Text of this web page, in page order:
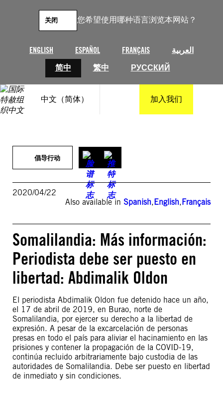
您希望使用哪种语言浏览本网站？
ENGLISH ESPAÑOL FRANÇAIS
العربية
简中
繁中 РУССКИЙ
关闭
中文（简体） 加入我们
倡导行动
2020/04/22
Also available in Spanish,English,Français
Somalilandia: Más información:
Periodista debe ser puesto en
libertad: Abdimalik Oldon
El periodista Abdimalik Oldon fue detenido hace un año,
el 17 de abril de 2019, en Burao, norte de
Somalilandia, por ejercer su derecho a la libertad de
expresión. A pesar de la excarcelación de personas
presas en todo el país para aliviar el hacinamiento en las
prisiones y contener la propagación de la COVID-19,
continúa recluido arbitrariamente bajo custodia de las
autoridades de Somalilandia. Debe ser puesto en libertad
de inmediato y sin condiciones.